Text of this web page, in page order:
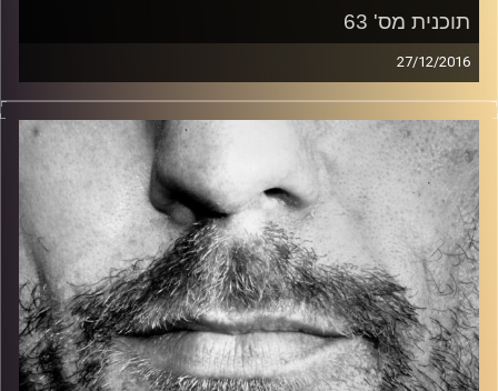
תוכנית מס' 63
27/12/2016
זיפים, מוזיקה מחוספסת של הופעות חיות. הרבה ג'אם, רוק,
בלוז, bluegrass, ג'אז, Fאנק, פרוגרסיב ואפילו אלקטרוניקה.
כל מה שחי, אמיתי ונושם.
עם שמוליק רגב.
קרדיט תמונות: David Goehring